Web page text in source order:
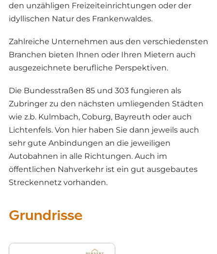
den unzähligen Freizeiteinrichtungen oder der
idyllischen Natur des Frankenwaldes.
Zahlreiche Unternehmen aus den verschiedensten
Branchen bieten Ihnen oder Ihren Mietern auch
ausgezeichnete berufliche Perspektiven.
Die Bundesstraßen 85 und 303 fungieren als
Zubringer zu den nächsten umliegenden Städten
wie z.b. Kulmbach, Coburg, Bayreuth oder auch
Lichtenfels. Von hier haben Sie dann jeweils auch
sehr gute Anbindungen an die jeweiligen
Autobahnen in alle Richtungen. Auch im
öffentlichen Nahverkehr ist ein gut ausgebautes
Streckennetz vorhanden.
Grundrisse